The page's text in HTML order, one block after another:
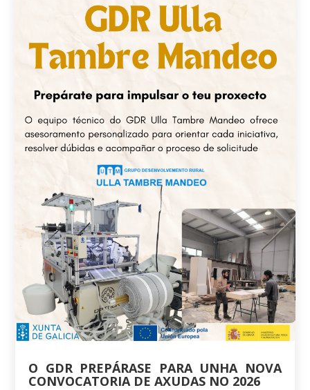
O GDR PREPÁRASE PARA UNHA NOVA
CONVOCATORIA DE AXUDAS NO 2026